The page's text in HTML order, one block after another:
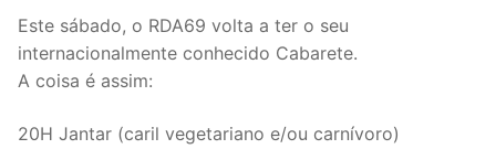
Este sábado, o RDA69 volta a ter o seu
internacionalmente conhecido Cabarete.
A coisa é assim:
20H Jantar (caril vegetariano e/ou carnívoro)